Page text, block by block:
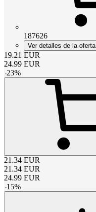
187626
Ver detalles de la oferta
19.21 EUR
24.99 EUR
-23%
21.34 EUR
21.34 EUR
24.99 EUR
-15%